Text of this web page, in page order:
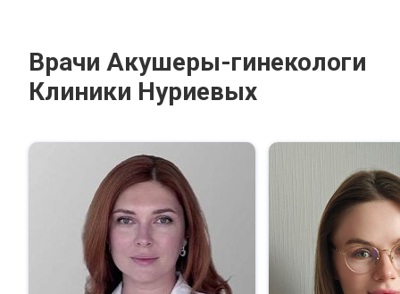
Врачи Акушеры-гинекологи
Клиники Нуриевых